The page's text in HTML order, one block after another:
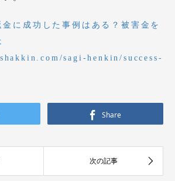
金に成功した事例はある？被害金を
sagi-henkin/success-
Share